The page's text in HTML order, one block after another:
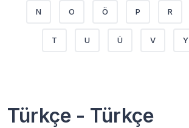
N O Ö P R
T U Ü V Y
Türkçe - Türkçe